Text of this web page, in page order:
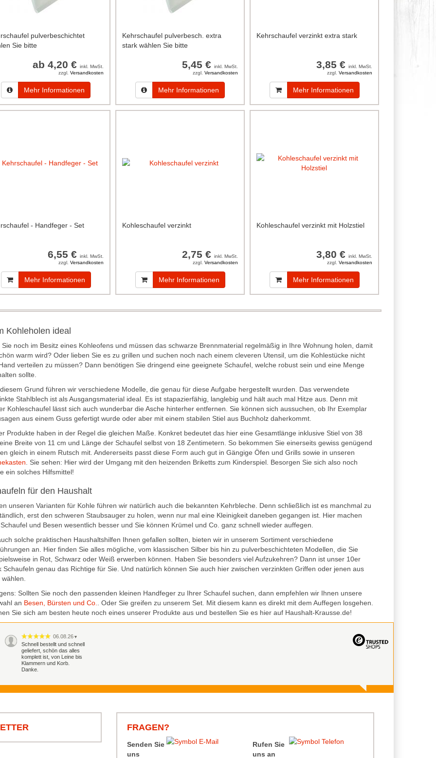
pulverbeschichtet
Sie bitte
ab 4,20 €inkl. MwSt.
zzgl.Versandkosten
Mehr Informationen
Kehrschaufel pulverbesch. extra
stark wählen Sie bitte
5,45 €inkl. MwSt.
zzgl.Versandkosten
Mehr Informationen
Kehrschaufel verzinkt extra stark
3,85 € inkl. MwSt.
zzgl. Versandkosten
Mehr Informationen
- Handfeger - Set
6,55 €inkl. MwSt.
zzgl.Versandkosten
Mehr Informationen
Kohleschaufel verzinkt
2,75 €inkl. MwSt.
zzgl.Versandkosten
Mehr Informationen
Kohleschaufel verzinkt mit Holzstiel
3,80 € inkl. MwSt.
zzgl. Versandkosten
Mehr Informationen
Kohleholen ideal
Sie noch im Besitz eines Kohleofens und müssen das schwarze Brennmaterial regelmäßig in Ihre Wohnung holen, damit
warm wird? Oder lieben Sie es zu grillen und suchen noch nach einem cleveren Utensil, um die Kohlestücke nicht
verteilen zu müssen? Dann benötigen Sie dringend eine geeignete Schaufel, welche robust sein und eine Menge
sollte.
Grund führen wir verschiedene Modelle, die genau für diese Aufgabe hergestellt wurden. Das verwendete
Stahlblech ist als Ausgangsmaterial ideal. Es ist stapazierfähig, langlebig und hält auch mal Hitze aus. Denn mit
Kohleschaufel lässt sich auch wunderbar die Asche hinterher entfernen. Sie können sich aussuchen, ob Ihr Exemplar
aus einem Guss gefertigt wurde oder aber mit einem stabilen Stiel aus Buchholz daherkommt.
Produkte haben in der Regel die gleichen Maße. Konkret bedeutet das hier eine Gesamtlänge inklusive Stiel von 38
Breite von 11 cm und Länge der Schaufel selbst von 18 Zentimetern. So bekommen Sie einerseits gewiss genügend
gleich in einem Rutsch mit. Andererseits passt diese Form auch gut in Gängige Öfen und Grills sowie in unseren
. Sie sehen: Hier wird der Umgang mit den heizenden Briketts zum Kinderspiel. Besorgen Sie sich also noch
ein solches Hilfsmittel!
für den Haushalt
unseren Varianten für Kohle führen wir natürlich auch die bekannten Kehrbleche. Denn schließlich ist es manchmal zu
erst den schweren Staubsauger zu holen, wenn nur mal eine Kleinigkeit daneben gegangen ist. Hier machen
und Besen wesentlich besser und Sie können Krümel und Co. ganz schnell wieder auffegen.
solche praktischen Haushaltshilfen Ihnen gefallen sollten, bieten wir in unserem Sortiment verschiedene
an. Hier finden Sie alles mögliche, vom klassischen Silber bis hin zu pulverbeschichteten Modellen, die Sie
in Rot, Schwarz oder Weiß erwerben können. Haben Sie besonders viel Aufzukehren? Dann ist unser 10er
Schaufeln genau das Richtige für Sie. Und natürlich können Sie auch hier zwischen verzinkten Griffen oder jenen aus
Sollten Sie noch den passenden kleinen Handfeger zu Ihrer Schaufel suchen, dann empfehlen wir Ihnen unsere
an Besen, Bürsten und Co.
. Oder Sie greifen zu unserem Set. Mit diesem kann es direkt mit dem Auffegen losgehen.
Sie sich am besten heute noch eines unserer Produkte aus und bestellen Sie es hier auf Haushalt-Krausse.de!
06.08.26 ▼
Schnell bestellt und schnell
geliefert, schön das alles
komplett ist, von Leine bis
Klammern und Korb.
Danke.
FRAGEN?
Senden Sie
uns
Rufen Sie
uns an